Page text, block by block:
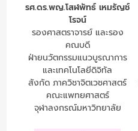
รศ.ดร.พญ.โสฬพัทธ์ เหมรัญช์
โรจน์
รองศาสตราจารย์ และรอง
คณบดี
ฝ่ายนวัตกรรมแนวบูรณาการ
และเทคโนโลยีดิจิทัล
สังกัด ภาควิชาจิตเวชศาสตร์
คณะแพทยศาสตร์
จุฬาลงกรณ์มหาวิทยาลัย